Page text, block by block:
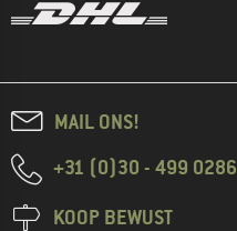
MAIL ONS!
+31 (0)30 - 499 0286
KOOP BEWUST